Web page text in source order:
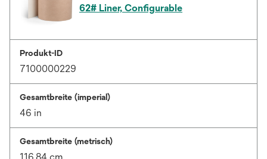
62# Liner, Configurable
Produkt-ID
7100000229
Gesamtbreite (imperial)
46 in
Gesamtbreite (metrisch)